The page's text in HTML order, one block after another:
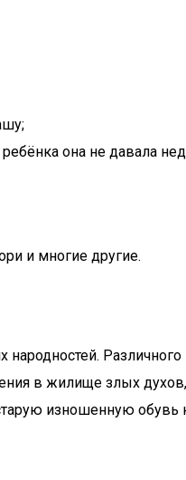
она не давала
и многие другие.
народностей.
в жилище злых духов,
изношенную обувь